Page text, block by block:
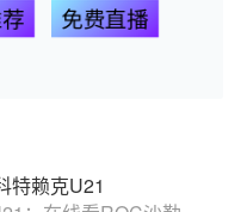
免费直播
特赖克U21